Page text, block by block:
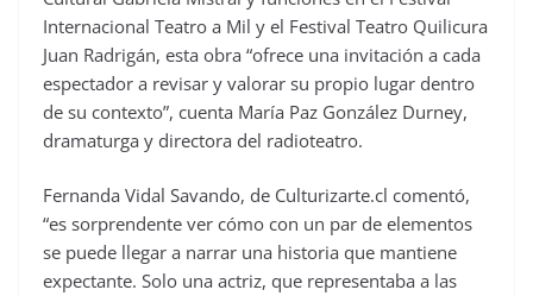
Internacional Teatro a Mil y el Festival Teatro Quilicura
Juan Radrigán, esta obra “ofrece una invitación a cada
espectador a revisar y valorar su propio lugar dentro
de su contexto”, cuenta María Paz González Durney,
dramaturga y directora del radioteatro.
Fernanda Vidal Savando, de Culturizarte.cl comentó,
“es sorprendente ver cómo con un par de elementos
se puede llegar a narrar una historia que mantiene
expectante. Solo una actriz, que representaba a las